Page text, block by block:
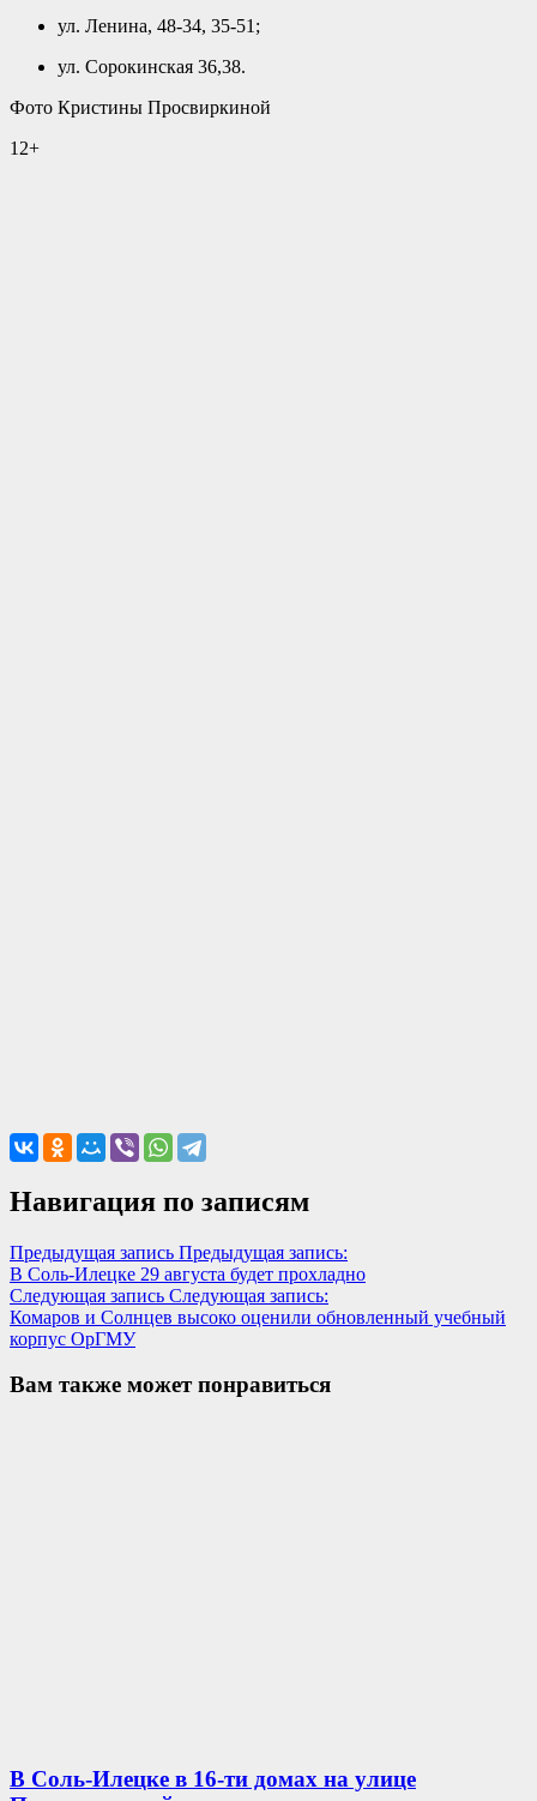
ул. Ленина, 48-34, 35-51;
ул. Сорокинская 36,38.
Фото Кристины Просвиркиной
12+
Навигация по записям
Предыдущая запись Предыдущая запись:
В Соль-Илецке 29 августа будет прохладно
Следующая запись Следующая запись:
Комаров и Солнцев высоко оценили обновленный учебный
корпус ОрГМУ
Вам также может понравиться
В Соль-Илецке в 16-ти домах на улице